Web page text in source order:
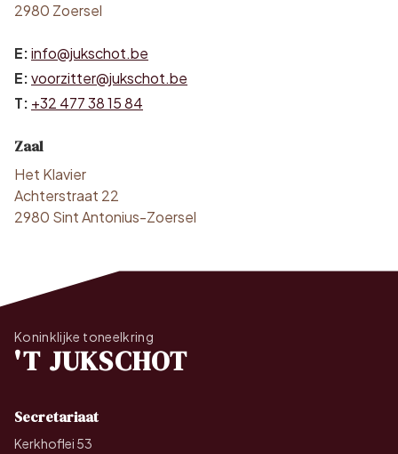
2980 Zoersel
E:info@jukschot.be
E:voorzitter@jukschot.be
T: +32 477 38 15 84
Zaal
Het Klavier
Achterstraat 22
2980 Sint Antonius-Zoersel
Koninklijke toneelkring
'T JUKSCHOT
Secretariaat
Kerkhoflei 53